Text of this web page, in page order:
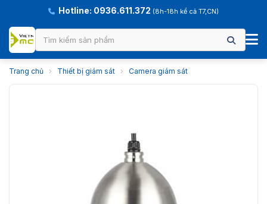
Hotline: 0936.611.372 (8h-18h kể cả T7,CN)
Trang chủ › Thiết bị giám sát › Camera giám sát